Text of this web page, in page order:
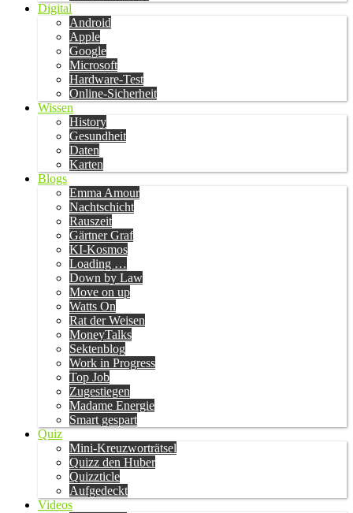
Digital
Android
Apple
Google
Microsoft
Hardware-Test
Online-Sicherheit
Wissen
History
Gesundheit
Daten
Karten
Blogs
Emma Amour
Nachtschicht
Rauszeit
Gärtner Graf
KI-Kosmos
Loading …
Down by Law
Move on up
Watts On
Rat der Weisen
MoneyTalks
Sektenblog
Work in Progress
Top Job
Zugestiegen
Madame Energie
Smart gespart
Quiz
Mini-Kreuzworträtsel
Quizz den Huber
Quizzticle
Aufgedeckt
Videos